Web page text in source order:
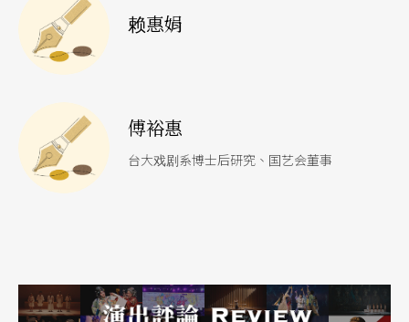
兰阳博物馆的兴建规画，兰阳博物馆家族的整合、
包装、行销以及设治纪念林园、旧宜兰监狱门厅、
仓……等历史建筑物的保存与活用。后者如已举办
两届的宜兰绿色博览会、三星葱蒜节、苏澳冷泉嘉
年华会与壮围哈密瓜节……等。除了一般性的文化
于每周三晚上七点半在宜兰演艺厅公演。
赖惠娟
傅裕惠
台大戏剧系博士后研究、国艺会董事